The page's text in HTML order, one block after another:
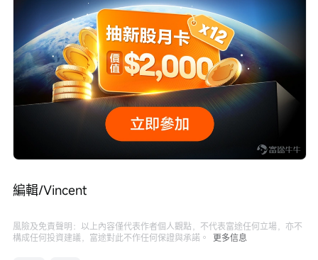
編輯/Vincent
風險及免責聲明：以上內容僅代表作者個人觀點，不代表富途任何立場，亦不
構成任何投資建議，富途對此不作任何保證與承諾。
更多信息